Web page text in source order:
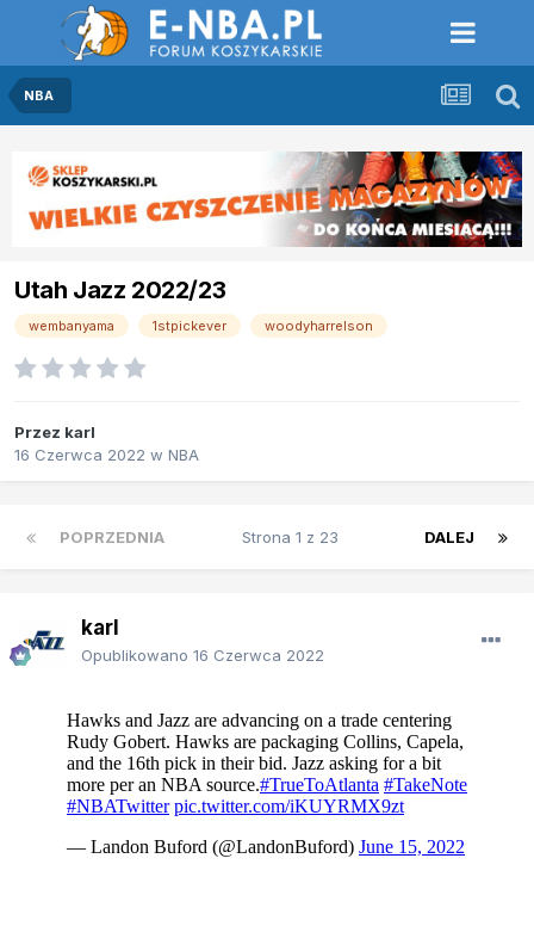
NBA
Utah Jazz 2022/23
wembanyama 1stpickever woodyharrelson
Przez karl
16 Czerwca 2022 w NBA
POPRZEDNIA DALEJ
Strona 1 z 23
karl
Opublikowano 16 Czerwca 2022